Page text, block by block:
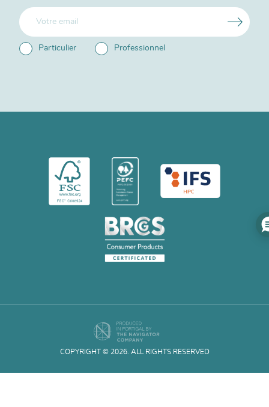
Particulier Professionnel
COPYRIGHT © 2026. ALL RIGHTS RESERVED